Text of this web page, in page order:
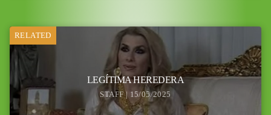
RELATED
LEGÍTIMA HEREDERA
STAFF | 15/05/2025